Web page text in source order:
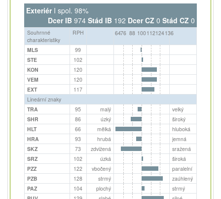
ExteriérI spol. 98%
Dcer IB974 Stád IB 192 Dcer CZ0 Stád CZ0
Souhrnné
charakteristiky
RPH 6476 88 100112124136
MLS
99
STE
102
KON
120
VEM
120
EXT
117
Lineární znaky
TRA
95 malý
velký
SHR
86 úzký
široký
HLT
66 mělká
hluboká
HRA
93 hrubá
jemná
SKZ
73 zdvižená
sražená
SRZ
102 úzká
široká
PZZ
122 vbočený
paralelní
PZB
128 strmý
zaúhlený
PAZ
104 plochý
strmý